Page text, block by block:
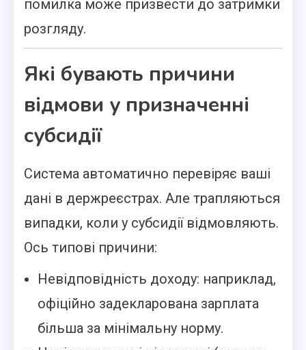
помилка може призвести до затримки
розгляду.
Які бувають причини
відмови у призначенні
субсидії
Система автоматично перевіряє ваші
дані в держреєстрах. Але трапляються
випадки, коли у субсидії відмовляють.
Ось типові причини:
Невідповідність доходу: наприклад,
офіційно задекларована зарплата
більша за мінімальну норму.